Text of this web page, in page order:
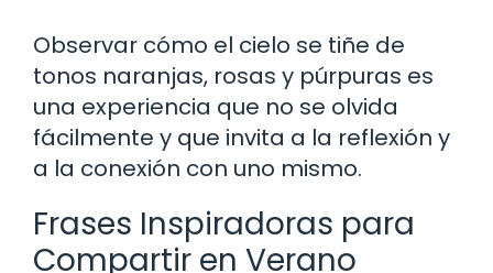
Observar cómo el cielo se tiñe de
tonos naranjas, rosas y púrpuras es
una experiencia que no se olvida
fácilmente y que invita a la reflexión y
a la conexión con uno mismo.
Frases Inspiradoras para
Compartir en Verano